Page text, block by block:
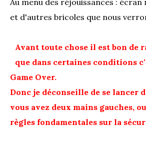
Au menu des réjouissances :
et d'autres bricoles que nous
Avant toute chose il est bon de
que dans certaines conditions
Game Over.
Donc je déconseille de se lancer
vous avez deux mains gauches,
règles fondamentales sur la